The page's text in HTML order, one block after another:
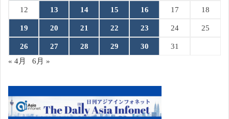
12 13 14 15 16 17 18
19 20 21 22 23 24 25
26 27 28 29 30
31
« 4月
6月 »